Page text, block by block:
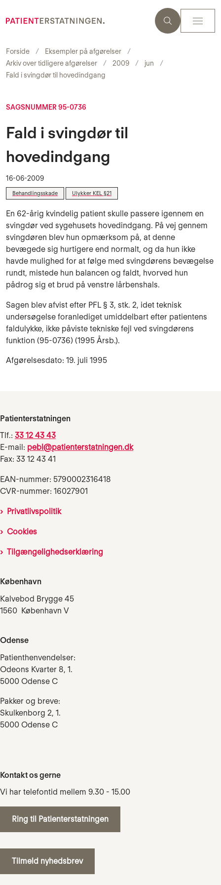
Forside
Eksempler på afgørelser
Arkiv over tidligere afgørelser
2009
jun
Fald i svingdør til hovedindgang
SAGSNUMMER 95-0736
Fald i svingdør til
hovedindgang
16-06-2009
Behandlingsskade Ulykker KEL §21
En 62-årig kvindelig patient skulle passere igennem en
svingdør ved sy­gehusets hovedindgang. På vej gennem
svingdøren blev hun opmærk­som på, at denne
bevægede sig hurtigere end normalt, og da hun ikke
havde mulighed for at følge med svingdørens bevægelse
rundt, mistede hun balancen og faldt, hvorved hun
pådrog sig et brud på venstre lår­bens­hals.
Sagen blev afvist efter PFL § 3, stk. 2, idet teknisk
undersøgelse foran­lediget umiddelbart efter patientens
faldulykke, ikke påviste tekniske fejl ved svingdørens
funktion (95-0736) (1995 Årsb.).
Afgørelsesdato: 19. juli 1995
Patienterstatningen
Tlf.: 33 12 43 43
E-mail: pebl@patienterstatningen.dk
Fax: 33 12 43 41
EAN-nummer: 5790002316418
CVR-nummer: 16027901
Privatlivspolitik
Cookies
Tilgængelighedserklæring
København
Kalvebod Brygge 45
1560 København V
Odense
Patienthenvendelser:
Odeons Kvarter 8, 1.
5000 Odense C
Pakker og breve:
Skulkenborg 2, 1.
5000 Odense C
Kontakt os gerne
Vi har telefontid mellem 9.30 - 15.00
Ring til Patienterstatningen
Tilmeld nyhedsbrev